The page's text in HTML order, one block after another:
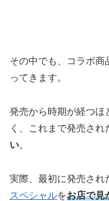
その中でも、コラボ商
ってきます。
発売から時期が経つほ
く、これまで発売され
い。
実際、最初に発売され
スペシャルをお店で見